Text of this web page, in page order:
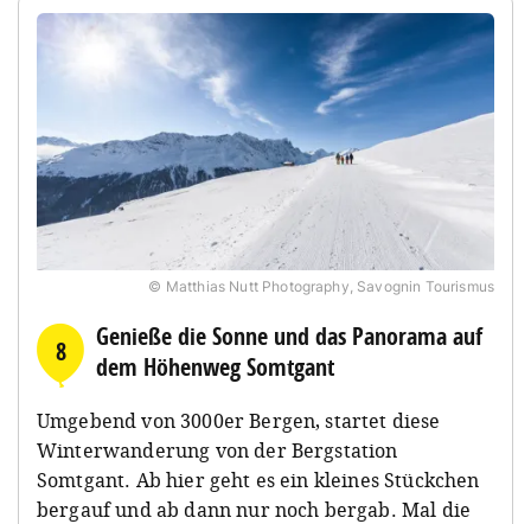
© Matthias Nutt Photography, Savognin Tourismus
8
Genieße die Sonne und das Panorama auf
dem Höhenweg Somtgant
Umgebend von 3000er Bergen, startet diese
Winterwanderung von der Bergstation
Somtgant. Ab hier geht es ein kleines Stückchen
bergauf und ab dann nur noch bergab. Mal die